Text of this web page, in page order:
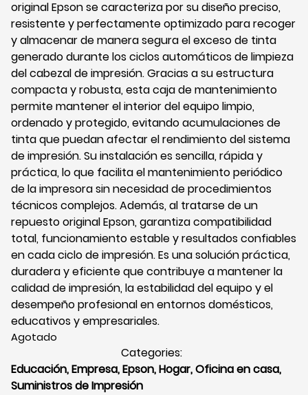
original Epson se caracteriza por su diseño preciso,
resistente y perfectamente optimizado para recoger
y almacenar de manera segura el exceso de tinta
generado durante los ciclos automáticos de limpieza
del cabezal de impresión. Gracias a su estructura
compacta y robusta, esta caja de mantenimiento
permite mantener el interior del equipo limpio,
ordenado y protegido, evitando acumulaciones de
tinta que puedan afectar el rendimiento del sistema
de impresión. Su instalación es sencilla, rápida y
práctica, lo que facilita el mantenimiento periódico
de la impresora sin necesidad de procedimientos
técnicos complejos. Además, al tratarse de un
repuesto original Epson, garantiza compatibilidad
total, funcionamiento estable y resultados confiables
en cada ciclo de impresión. Es una solución práctica,
duradera y eficiente que contribuye a mantener la
calidad de impresión, la estabilidad del equipo y el
desempeño profesional en entornos domésticos,
educativos y empresariales.
Agotado
Categories:
Educación,Empresa,Epson,Hogar,Oficina en casa,
Suministros de Impresión